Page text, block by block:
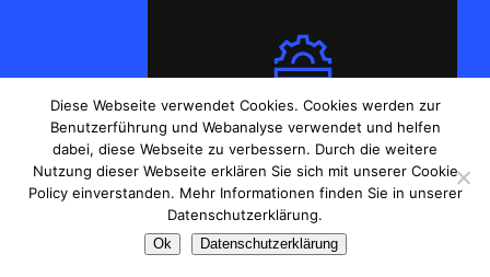
Custom. Individuelle Strategie &
Umsetzung für Unternehmen,
die langfristige
Marketingunterstützung
brauchen.
Diese Webseite verwendet Cookies. Cookies werden zur
Benutzerführung und Webanalyse verwendet und helfen
dabei, diese Webseite zu verbessern. Durch die weitere
Nutzung dieser Webseite erklären Sie sich mit unserer Cookie
Policy einverstanden. Mehr Informationen finden Sie in unserer
Datenschutzerklärung.
Ok Datenschutzerklärung